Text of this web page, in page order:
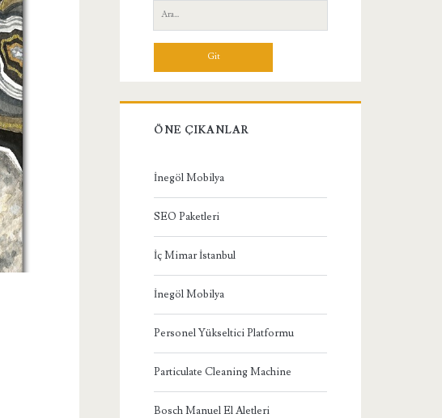
Yan
Menü
Ara:
ÖNE ÇIKANLAR
İnegöl Mobilya
SEO Paketleri
İç Mimar İstanbul
İnegöl Mobilya
Personel Yükseltici Platformu
Particulate Cleaning Machine
Bosch Manuel El Aletleri